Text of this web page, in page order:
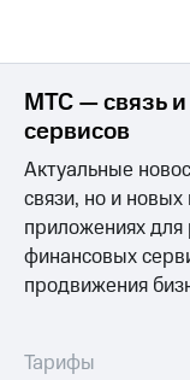
МТС — связь
сервисов
Актуальные
связи, но и
приложениях
финансовых
продвижения
Тарифы